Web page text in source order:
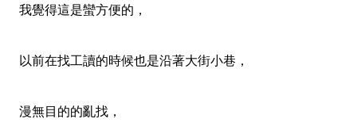
我覺得這是蠻方便的，
以前在找工讀的時候也是沿著大街小巷，
漫無目的的亂找，